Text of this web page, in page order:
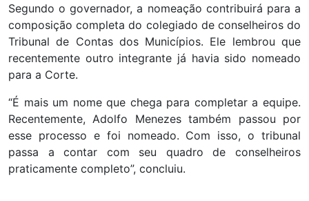
Segundo o governador, a nomeação contribuirá para a
composição completa do colegiado de conselheiros do
Tribunal de Contas dos Municípios. Ele lembrou que
recentemente outro integrante já havia sido nomeado
para a Corte.
“É mais um nome que chega para completar a equipe.
Recentemente, Adolfo Menezes também passou por
esse processo e foi nomeado. Com isso, o tribunal
passa a contar com seu quadro de conselheiros
praticamente completo”, concluiu.